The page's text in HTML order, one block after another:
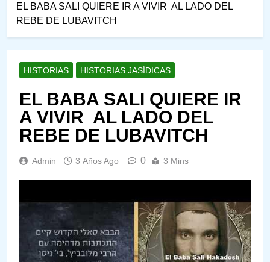
EL BABA SALI QUIERE IR A VIVIR AL LADO DEL
REBE DE LUBAVITCH
HISTORIAS HISTORIAS JASÍDICAS
EL BABA SALI QUIERE IR
A VIVIR AL LADO DEL
REBE DE LUBAVITCH
Admin 3 Años Ago 0 3 Mins